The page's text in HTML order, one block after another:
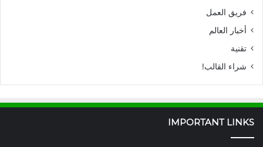
فريق العمل
أخبار العالم
تقنية
شراء القالب!
IMPORTANT LINKS